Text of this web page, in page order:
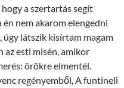
a szertartás segít
nem akarom elengedni
látszik kisírtam magam
az esti misén, amikor
örökre elmentél.
regényemből, A funtineli